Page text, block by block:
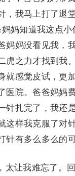
，我马上打了退
妈妈知道我这点
妈妈没看见我，
虎之力才找到我
就感觉皮试，更
医院。爸爸妈妈
针扎完了，我还
这样我克服了对
针有多么多么的
让我难忘了。回